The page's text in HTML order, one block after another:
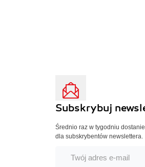
Subskrybuj
Średnio raz w tygodniu
dla subskrybentów newslettera.